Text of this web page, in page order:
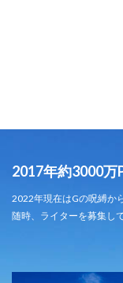
2017年約3000万
2022年現在はGの呪縛か
随時、ライターを募集し